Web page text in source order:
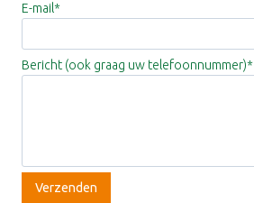
E-mail*
Bericht (ook graag uw telefoonnummer)*
Verzenden